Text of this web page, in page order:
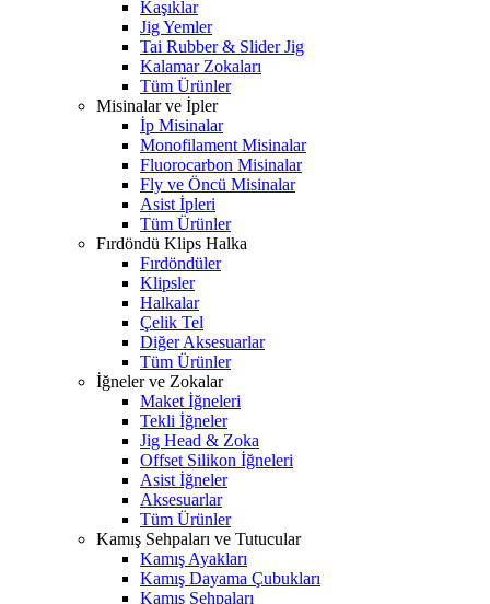
Kaşıklar
Jig Yemler
Tai Rubber & Slider Jig
Kalamar Zokaları
Tüm Ürünler
Misinalar ve İpler
İp Misinalar
Monofilament Misinalar
Fluorocarbon Misinalar
Fly ve Öncü Misinalar
Asist İpleri
Tüm Ürünler
Fırdöndü Klips Halka
Fırdöndüler
Klipsler
Halkalar
Çelik Tel
Diğer Aksesuarlar
Tüm Ürünler
İğneler ve Zokalar
Maket İğneleri
Tekli İğneler
Jig Head & Zoka
Offset Silikon İğneleri
Asist İğneler
Aksesuarlar
Tüm Ürünler
Kamış Sehpaları ve Tutucular
Kamış Ayakları
Kamış Dayama Çubukları
Kamış Sehpaları